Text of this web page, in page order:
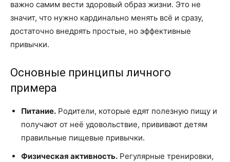
важно самим вести здоровый образ жизни. Это не
значит, что нужно кардинально менять всё и сразу,
достаточно внедрять простые, но эффективные
привычки.
Основные принципы личного
примера
Питание. Родители, которые едят полезную пищу и
получают от неё удовольствие, прививают детям
правильные пищевые привычки.
Физическая активность. Регулярные тренировки,